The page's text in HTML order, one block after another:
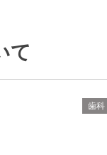
て
歯科